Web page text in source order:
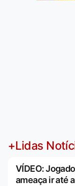
+Lidas
VÍDEO:
ameaça ir até